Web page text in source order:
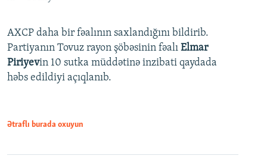
AXCP daha bir fəalının saxlandığını bildirib.
Partiyanın Tovuz rayon şöbəsinin fəalı Elmar
Piriyevin 10 sutka müddətinə inzibati qaydada
həbs edildiyi açıqlanıb.
Ətraflı burada oxuyun